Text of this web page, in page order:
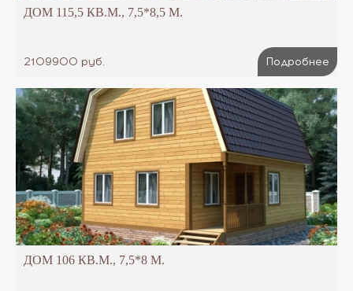
ДОМ 115,5 КВ.М., 7,5*8,5 М.
2109900 руб. Подробнее
ДОМ 106 КВ.М., 7,5*8 М.